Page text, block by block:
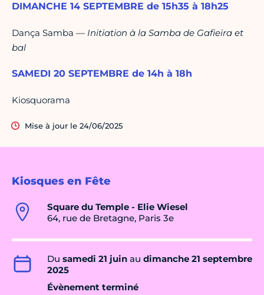
Kiosques en Fête
Square du Temple - Elie Wiesel
64, rue de Bretagne, Paris 3e
Du samedi 21 juin au dimanche 21 septembre
2025
Évènement terminé
DIMANCHE 14 SEPTEMBRE de 15h35 à 18h25
Dança Samba — Initiation à la Samba de Gafieira et
bal
SAMEDI 20 SEPTEMBRE de 14h à 18h
Kiosquorama
Mise à jour le 24/06/2025